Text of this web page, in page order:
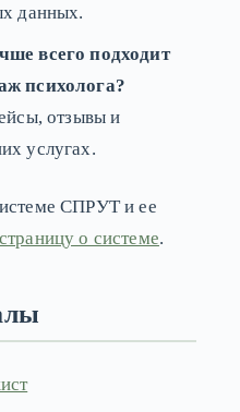
данных.
всего подходит
психолога?
отзывы и
услугах.
СПРУТ и ее
страницу о системе.